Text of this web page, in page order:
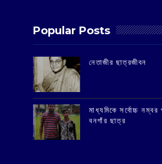
Popular Posts
‌নেতাজীর ছাত্রজীবন
মাধ্যমিকে সর্বোচ্চ নম্বর
বনগাঁর ছাত্র